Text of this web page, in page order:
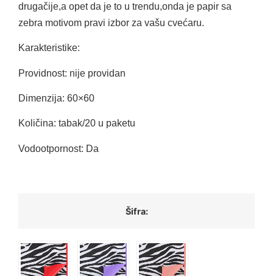
drugačije,a opet da je to u trendu,onda je papir sa
zebra motivom pravi izbor za vašu cvećaru.
Karakteristike:
Providnost: nije providan
Dimenzija: 60×60
Količina: tabak/20 u paketu
Vodootpornost: Da
Šifra: